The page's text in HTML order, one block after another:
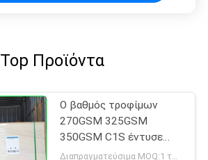
Top Προϊόντα
Ο βαθμός τροφίμων
270GSM 325GSM
350GSM C1S έντυσε
τον πίνακα της Kraft για